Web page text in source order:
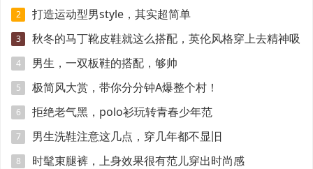
2 打造运动型男style，其实超简单
3
秋冬的马丁靴皮鞋就这么搭配，英伦风格穿上去精神吸
引眼球
4 男生，一双板鞋的搭配，够帅
5 极简风大赏，带你分分钟A爆整个村！
6 拒绝老气黑，polo衫玩转青春少年范
7 男生洗鞋注意这几点，穿几年都不显旧
8 时髦束腿裤，上身效果很有范儿穿出时尚感